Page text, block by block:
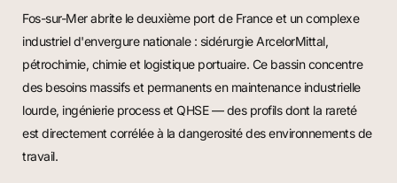
Fos-sur-Mer abrite le deuxième port de France et un complexe
industriel d'envergure nationale : sidérurgie ArcelorMittal,
pétrochimie, chimie et logistique portuaire. Ce bassin concentre
des besoins massifs et permanents en maintenance industrielle
lourde, ingénierie process et QHSE — des profils dont la rareté
est directement corrélée à la dangerosité des environnements de
travail.